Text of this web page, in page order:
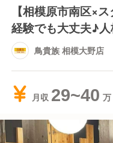
【相模原市南区×
経験でも大丈夫♪人
鳥貴族 相模大野店
月収 29~40